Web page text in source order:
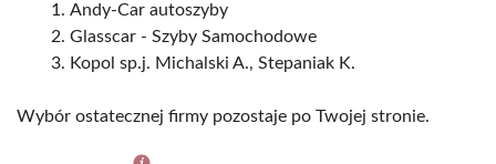
Andy-Car autoszyby
Glasscar - Szyby Samochodowe
Kopol sp.j. Michalski A., Stepaniak K.
Wybór ostatecznej firmy pozostaje po Twojej stronie.